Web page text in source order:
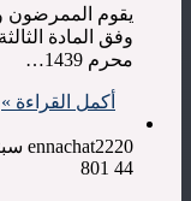
يقوم الممرضون
محرم 1439…
أكمل القراءة »
ennachat2220 سبتمبر 2024
44